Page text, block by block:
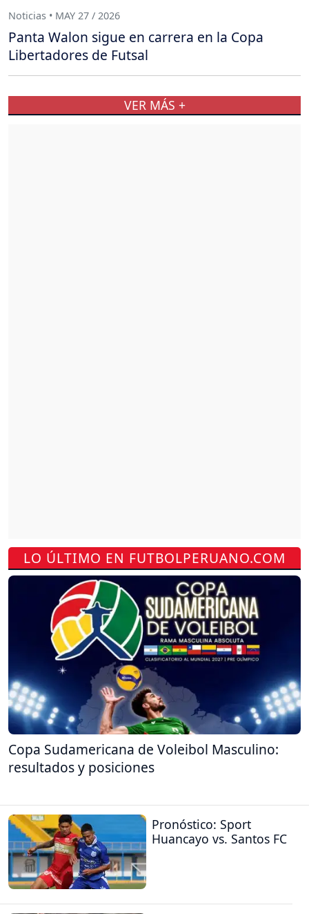
LO ÚLTIMO EN FUTBOLPERUANO.COM
Copa Sudamericana de Voleibol Masculino:
resultados y posiciones
Pronóstico: Sport
Huancayo vs. Santos FC
Noticias • MAY 27 / 2026
Panta Walon sigue en carrera en la Copa
Libertadores de Futsal
VER MÁS +